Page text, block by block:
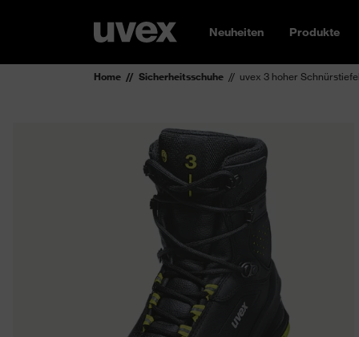
Neuheiten Produkte
Home Sicherheitsschuhe uvex 3 hoher